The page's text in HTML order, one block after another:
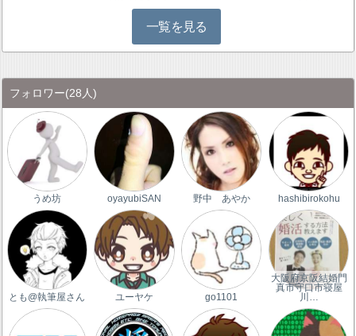
一覧を見る
フォロワー(28人)
うめ坊 oyayubiSAN 野中 あやか hashibirokohu
とも@執筆屋さん ユーヤケ go1101
大阪府京阪結婚門
真市守口市寝屋
川…